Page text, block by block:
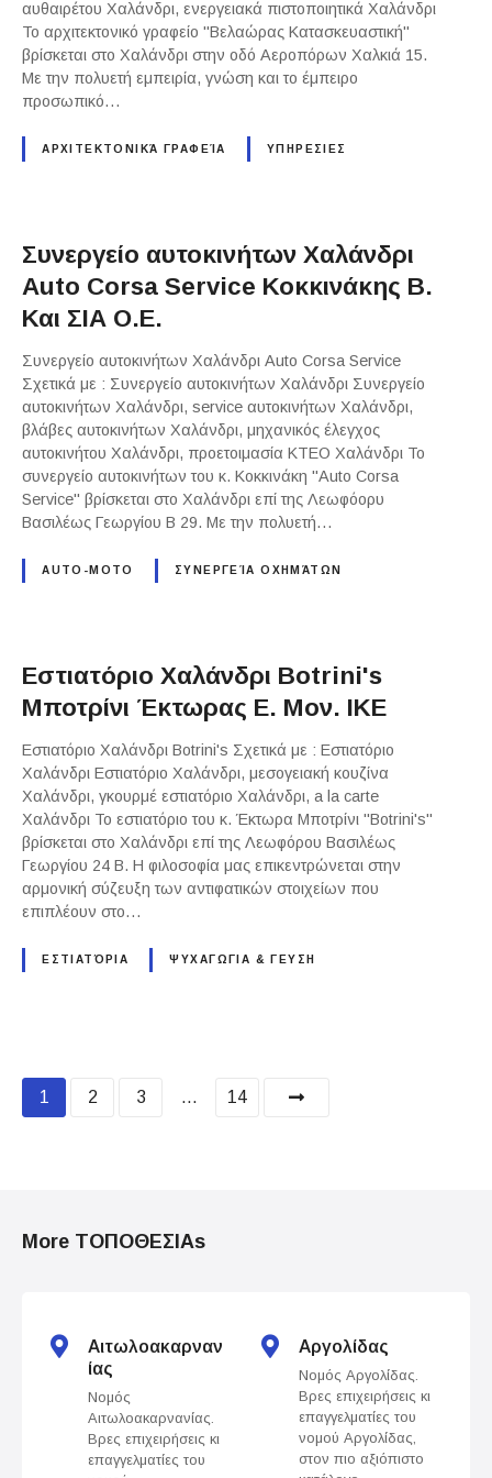
αυθαιρέτου Χαλάνδρι, ενεργειακά πιστοποιητικά Χαλάνδρι
Το αρχιτεκτονικό γραφείο "Βελαώρας Κατασκευαστική"
βρίσκεται στο Χαλάνδρι στην οδό Αεροπόρων Χαλκιά 15.
Με την πολυετή εμπειρία, γνώση και το έμπειρο
προσωπικό…
ΑΡΧΙΤΕΚΤΟΝΙΚΆ ΓΡΑΦΕΊΑ ΥΠΗΡΕΣΙΕΣ
Συνεργείο αυτοκινήτων Χαλάνδρι
Auto Corsa Service Κοκκινάκης Β.
Και ΣΙΑ Ο.Ε.
Συνεργείο αυτοκινήτων Χαλάνδρι Auto Corsa Service
Σχετικά με : Συνεργείο αυτοκινήτων Χαλάνδρι Συνεργείο
αυτοκινήτων Χαλάνδρι, service αυτοκινήτων Χαλάνδρι,
βλάβες αυτοκινήτων Χαλάνδρι, μηχανικός έλεγχος
αυτοκινήτου Χαλάνδρι, προετοιμασία ΚΤΕΟ Χαλάνδρι Το
συνεργείο αυτοκινήτων του κ. Κοκκινάκη "Auto Corsa
Service" βρίσκεται στο Χαλάνδρι επί της Λεωφόορυ
Βασιλέως Γεωργίου Β 29. Με την πολυετή…
AUTO-MOTO ΣΥΝΕΡΓΕΊΑ ΟΧΗΜΆΤΩΝ
Εστιατόριο Χαλάνδρι Botrini's
Μποτρίνι Έκτωρας Ε. Μον. ΙΚΕ
Εστιατόριο Χαλάνδρι Botrini's Σχετικά με : Εστιατόριο
Χαλάνδρι Εστιατόριο Χαλάνδρι, μεσογειακή κουζίνα
Χαλάνδρι, γκουρμέ εστιατόριο Χαλάνδρι, a la carte
Χαλάνδρι Το εστιατόριο του κ. Έκτωρα Μποτρίνι "Botrini's"
βρίσκεται στο Χαλάνδρι επί της Λεωφόρου Βασιλέως
Γεωργίου 24 Β. Η φιλοσοφία μας επικεντρώνεται στην
αρμονική σύζευξη των αντιφατικών στοιχείων που
επιπλέουν στο…
ΕΣΤΙΑΤΌΡΙΑ ΨΥΧΑΓΩΓΙΑ & ΓΕΥΣΗ
P
t
1 2 3 … 14
More ΤΟΠΟΘΕΣΙΑs
Αιτωλοακαρναν
ίας
Νομός
Αιτωλοακαρνανίας.
Βρες επιχειρήσεις κι
επαγγελματίες του
Αργολίδας
Νομός Αργολίδας.
Βρες επιχειρήσεις κι
επαγγελματίες του
νομού Αργολίδας,
στον πιο αξιόπιστο